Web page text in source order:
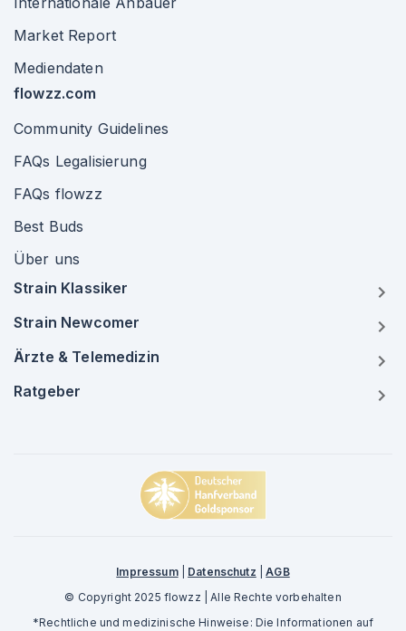
Market Report
Mediendaten
flowzz.com
Community Guidelines
FAQs Legalisierung
FAQs flowzz
Best Buds
Über uns
Strain Klassiker
Strain Newcomer
Ärzte & Telemedizin
Ratgeber
Impressum| Datenschutz |AGB
© Copyright 2025 flowzz | Alle Rechte vorbehalten
*Rechtliche und medizinische Hinweise: Die Informationen auf